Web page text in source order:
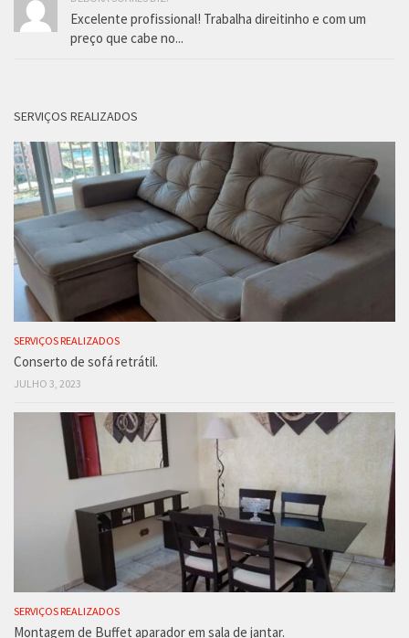
Excelente profissional! Trabalha direitinho e com um
preço que cabe no...
SERVIÇOS REALIZADOS
SERVIÇOS REALIZADOS
Conserto de sofá retrátil.
JULHO 3, 2023
SERVIÇOS REALIZADOS
Montagem de Buffet aparador em sala de jantar.